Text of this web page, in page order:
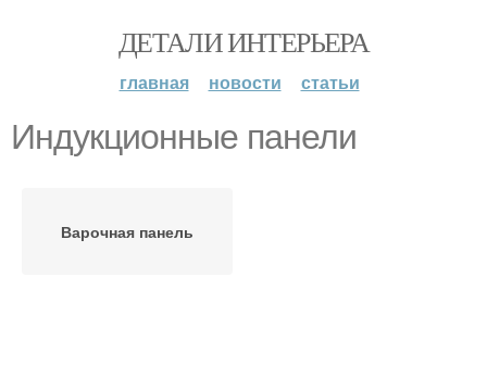
ДЕТАЛИ ИНТЕРЬЕРА
главная новости статьи
Индукционные панели
Варочная панель